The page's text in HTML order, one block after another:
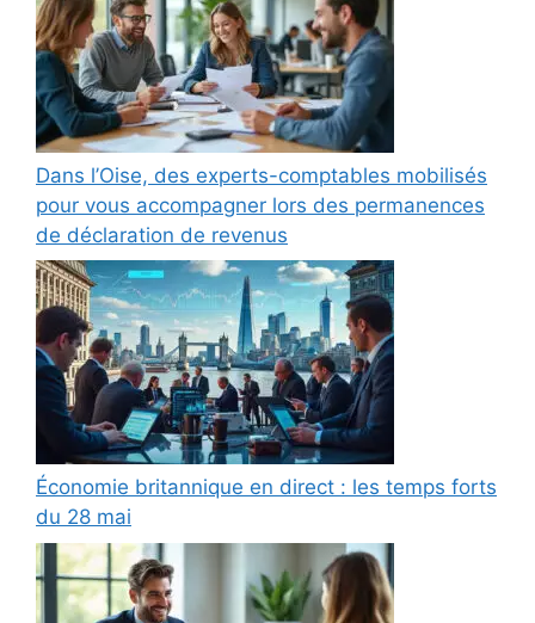
Dans l’Oise, des experts-comptables mobilisés
pour vous accompagner lors des permanences
de déclaration de revenus
Économie britannique en direct : les temps forts
du 28 mai